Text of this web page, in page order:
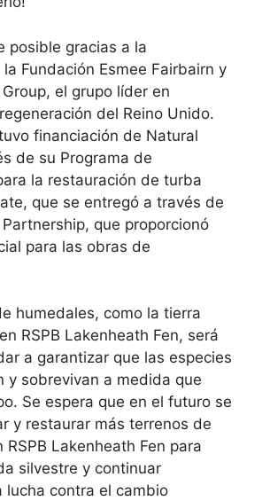
posible gracias a la
Fundación Esmee Fairbairn y
el grupo líder en
del Reino Unido.
financiación de Natural
de su Programa de
la restauración de turba
que se entregó a través de
que proporcionó
para las obras de
humedales, como la tierra
RSPB Lakenheath Fen, será
a garantizar que las especies
y sobrevivan a medida que
Se espera que en el futuro se
y restaurar más terrenos de
RSPB Lakenheath Fen para
silvestre y continuar
lucha contra el cambio